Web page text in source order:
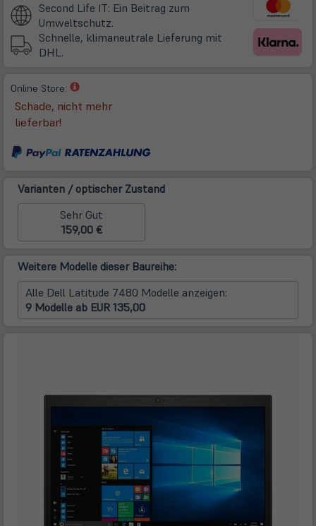
neuem
Second Life IT: Ein Beitrag zum
Umweltschutz.
Schnelle, klimaneutrale Lieferung mit
DHL.
Online Store:
(öffnet
in
neuem
Schade, nicht mehr
lieferbar!
Varianten / optischer Zustand
Sehr Gut
159,00 €
Weitere Modelle dieser Baureihe:
Alle Dell Latitude 7480 Modelle anzeigen:
9 Modelle ab EUR 135,00